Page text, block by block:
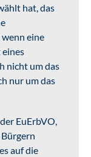
hat, das
eine
eines
nicht um das
nur um das
EuErbVO,
auf die